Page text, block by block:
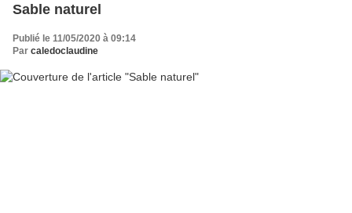
Sable naturel
Publié le 11/05/2020 à 09:14
Par caledoclaudine